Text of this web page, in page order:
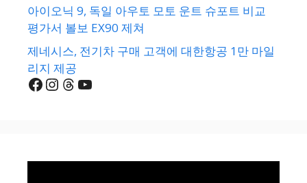
아이오닉 9, 독일 아우토 모토 운트 슈포트 비교
평가서 볼보 EX90 제쳐
제네시스, 전기차 구매 고객에 대한항공 1만 마일
리지 제공
Facebook
Instagram
Threads
YouTube